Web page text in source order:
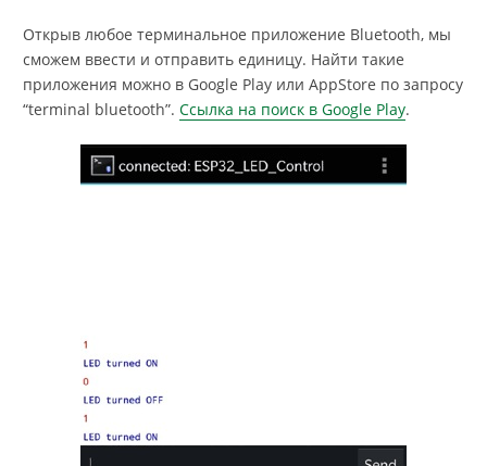
Открыв любое терминальное приложение Bluetooth, мы
сможем ввести и отправить единицу. Найти такие
приложения можно в Google Play или AppStore по запросу
“terminal bluetooth”. Ссылка на поиск в Google Play.